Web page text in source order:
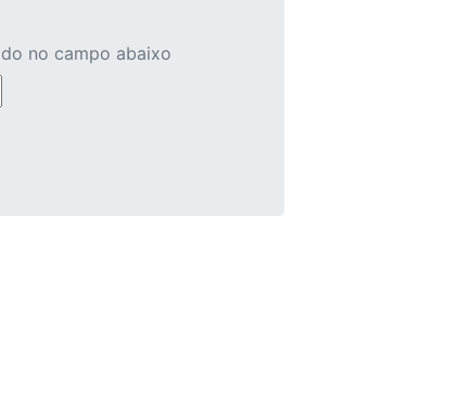
no campo abaixo